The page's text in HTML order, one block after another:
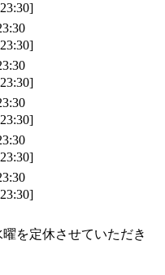
を定休させていただき